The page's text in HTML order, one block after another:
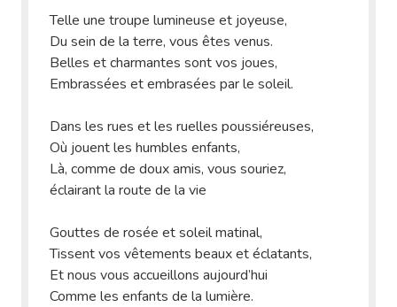
Telle une troupe lumineuse et joyeuse,
Du sein de la terre, vous êtes venus.
Belles et charmantes sont vos joues,
Embrassées et embrasées par le soleil.
Dans les rues et les ruelles poussiéreuses,
Où jouent les humbles enfants,
Là, comme de doux amis, vous souriez,
éclairant la route de la vie
Gouttes de rosée et soleil matinal,
Tissent vos vêtements beaux et éclatants,
Et nous vous accueillons aujourd’hui
Comme les enfants de la lumière.